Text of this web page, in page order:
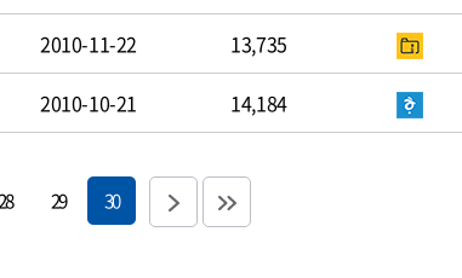
2010-11-22 13,735
2010-10-21 14,184
29 30